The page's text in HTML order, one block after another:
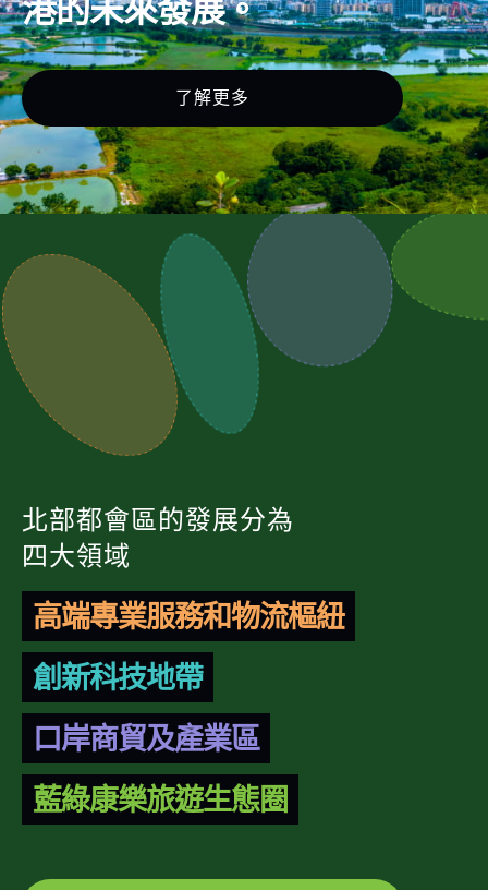
港的未來發展。
了解更多
北部都會區的發展分為
四大領域
高端專業服務和物流樞紐
創新科技地帶
口岸商貿及產業區
藍綠康樂旅遊生態圈